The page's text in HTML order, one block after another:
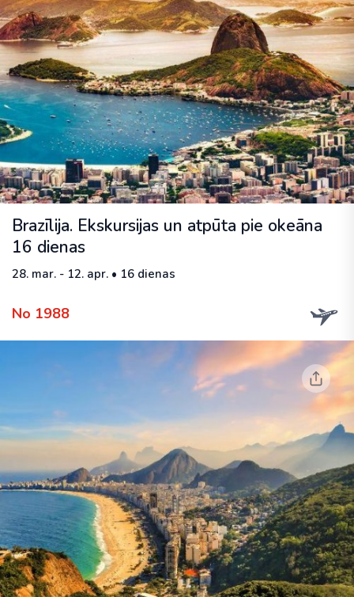
Brazīlija. Ekskursijas un atpūta pie okeāna
16 dienas
28. mar. - 12. apr. • 16 dienas
No 1988